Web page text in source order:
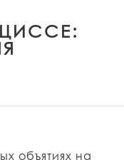
объятиях на